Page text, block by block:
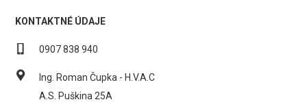
KONTAKTNÉ ÚDAJE
0907 838 940
Ing. Roman Čupka - H.V.A.C
A.S. Puškina 25A